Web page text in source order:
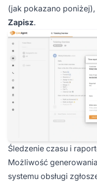
(jak pokazano poniżej),
Zapisz.
Śledzenie czasu i
Możliwość
systemu obsługi